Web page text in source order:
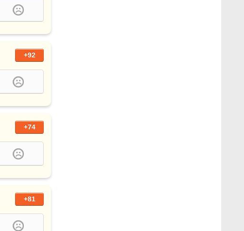
+92
+74
+81